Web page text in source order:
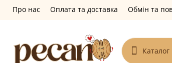
Про нас Оплата та доставка Обмін та
Каталог